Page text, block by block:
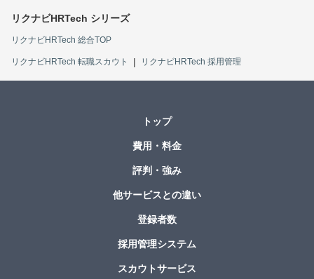
リクナビHRTech 総合TOP
リクナビHRTech 転職スカウト リクナビHRTech 採用管理
トップ
費用・料金
評判・強み
他サービスとの違い
登録者数
採用管理システム
スカウトサービス